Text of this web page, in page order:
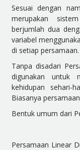
Sesuai dengan
merupakan
berjumlah dua
variabel
di setiap persamaan.
Tanpa disadari
digunakan untuk
kehidupan sehari-
Biasanya
Bentuk umum dari
Persamaan Linear